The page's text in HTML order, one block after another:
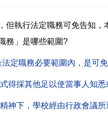
執行法定職務可免告知
務」是哪些範圍?
定職務必要範圍內，是可免
採其他足以使當事人知悉
下，學校經由行政會議所